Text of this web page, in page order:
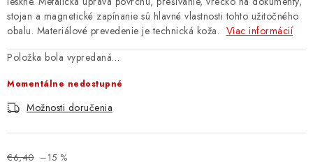
BATÉRIE VARTA
MULTIMÉDIÁ
KAMERY
stojan a magnetické zapínanie sú hlavné vlastnosti tohto užitočného
obalu. Materiálové prevedenie je technická koža. Viac informácií
Položka bola vypredaná…
Momentálne nedostupné
Možnosti doručenia
€6,40 –15 %